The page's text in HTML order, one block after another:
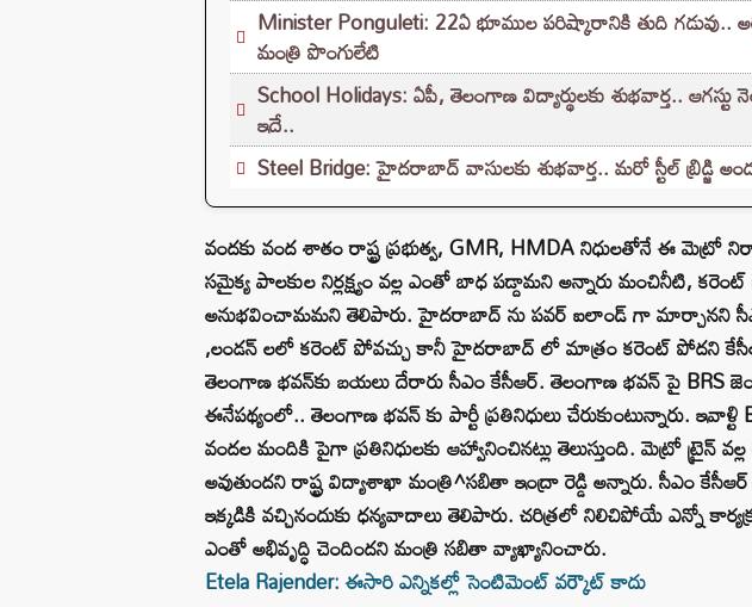
Minister Ponguleti: 22ఏ భూముల పరిష్కారానికి తుది గడువు..
మంత్రి పొంగులేటి
School Holidays: ఏపీ, తెలంగాణ విద్యార్థులకు శుభవార్త.. ఆగస్టు
ఇదే..
Steel Bridge: హైదరాబాద్ వాసులకు శుభవార్త.. మరో స్టీల్ బ్రిడ్జి
వందకు వంద శాతం రాష్ట్ర ప్రభుత్వ, GMR, HMDA నిధులతోనే ఈ మెట్రో
సమైక్య పాలకుల నిర్లక్ష్యం వల్ల ఎంతో బాధ పడ్దామని అన్నారు మంచినీటి,
అనుభవించామమని తెలిపారు. హైదరాబాద్ ను పవర్ ఐలాండ్ గా మార్చానని
,లండన్ లలో కరెంట్ పోవచ్చు కానీ హైదరాబాద్ లో మాత్రం కరెంట్ పోదని
తెలంగాణ భవన్‌కు బయలు దేరారు సీఎం కేసీఆర్‌. తెలంగాణ భవన్ పై BRS
ఈనేపథ్యంలో.. తెలంగాణ భవన్ కు పార్టీ ప్రతినిధులు చేరుకుంటున్నారు. ఇవాళ్టి
వందల మందికి పైగా ప్రతినిధులకు ఆహ్వానించినట్లు తెలుస్తుంది. మెట్రో ట్రైన్
అవుతుందని రాష్ట్ర విద్యాశాఖా మంత్రి^సబితా ఇంద్రా రెడ్డి అన్నారు. సీఎం కేసీఆర్‌
ఇక్కడికి వచ్చినందుకు ధన్యవాదాలు తెలిపారు. చరిత్రలో నిలిచిపోయే ఎన్నో
ఎంతో అభివృద్ధి చెందిందని మంత్రి సబితా వ్యాఖ్యానించారు.
Etela Rajender: ఈసారి ఎన్నికల్లో సెంటిమెంట్ వర్కౌట్ కాదు